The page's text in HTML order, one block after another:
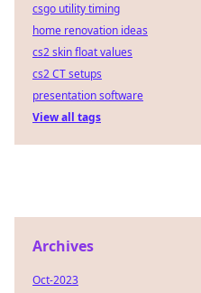
csgo utility timing
home renovation ideas
cs2 skin float values
cs2 CT setups
presentation software
View all tags
Archives
Oct-2023